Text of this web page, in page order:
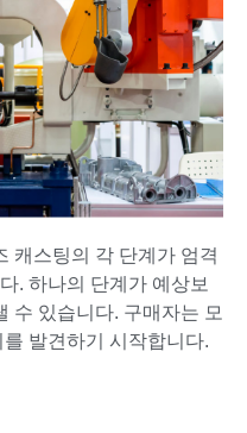
캐스팅의 각 단계가 엄격
. 하나의 단계가 예상보
수 있습니다. 구매자는 모
발견하기 시작합니다.